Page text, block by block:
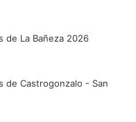
de La Bañeza 2026
de Castrogonzalo - San